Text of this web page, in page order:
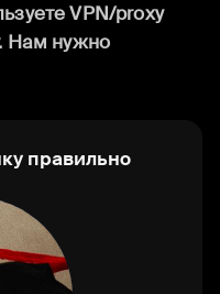
VPN/proxy
Нам нужно
правильно